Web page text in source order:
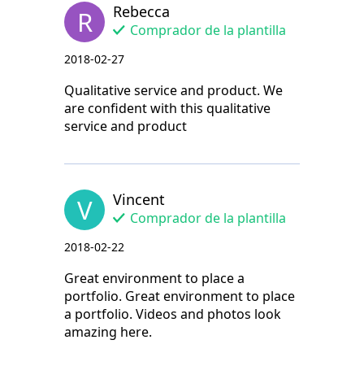
R Rebecca
Comprador de la plantilla
2018-02-27
Qualitative service and product. We
are confident with this qualitative
service and product
V Vincent
Comprador de la plantilla
2018-02-22
Great environment to place a
portfolio. Great environment to place
a portfolio. Videos and photos look
amazing here.